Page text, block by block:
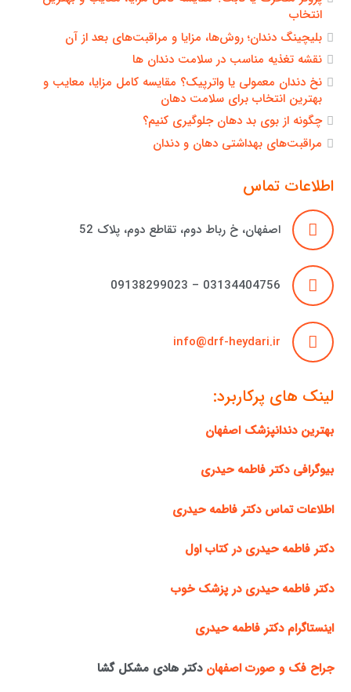
انتخاب
بلیچینگ دندان؛ روش‌ها، مزایا و مراقبت‌های بعد از آن
نقشه تغذیه مناسب در سلامت دندان ها
نخ دندان معمولی یا واترپیک؟ مقایسه کامل مزایا، معایب و
بهترین انتخاب برای سلامت دهان
چگونه از بوی بد دهان جلوگیری کنیم؟
مراقبت‌های بهداشتی دهان و دندان
اطلاعات تماس
اصفهان، خ رباط دوم، تقاطع دوم، پلاک 52
03134404756 – 09138299023
info@drf-heydari.ir
لینک های پرکاربرد:
بهترین دندانپزشک اصفهان
بیوگرافی دکتر فاطمه حیدری
اطلاعات تماس دکتر فاطمه حیدری
دکتر فاطمه حیدری در کتاب اول
دکتر فاطمه حیدری در پزشک خوب
اینستاگرام دکتر فاطمه حیدری
جراح فک و صورت اصفهان دکتر هادی مشکل گشا